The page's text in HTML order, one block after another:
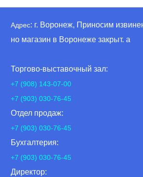
Адрес: г. Воронеж, Приносим
но магазин в Воронеже закрыт. а
Торгово-выставочный зал:
+7 (908) 143-07-00
+7 (903) 030-76-45
Отдел продаж:
+7 (903) 030-76-45
Бухгалтерия:
+7 (903) 030-76-45
Директор: